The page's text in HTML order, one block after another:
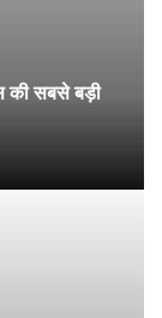
की सबसे बड़ी